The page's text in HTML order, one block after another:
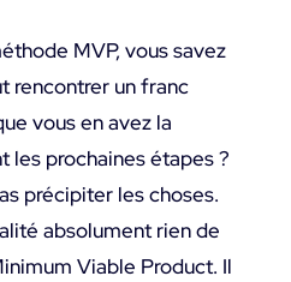
MVP, vous savez
rencontrer un franc
vous en avez la
les prochaines étapes ?
précipiter les choses.
absolument rien de
Viable Product. Il